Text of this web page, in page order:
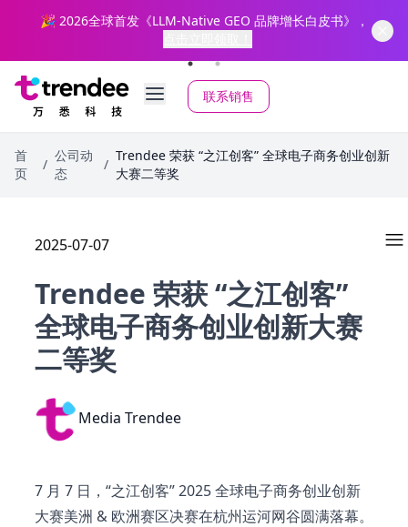
🎉 2026全球首发《LLM-Native GEO 品牌增长白皮书》，
联系销售
首
页
/
公司动
态
/
Trendee 荣获 “之江创客” 全球电子商务创业创新
大赛二等奖
2025-07-07
Trendee 荣获 “之江创客”
全球电子商务创业创新大赛
二等奖
Media Trendee
7 月 7 日，“之江创客” 2025 全球电子商务创业创新
大赛美洲 & 欧洲赛区决赛在杭州运河网谷圆满落幕。